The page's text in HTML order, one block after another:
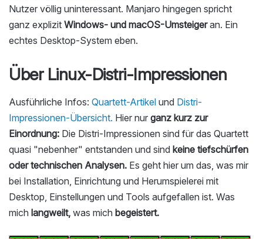
Nutzer völlig uninteressant. Manjaro hingegen spricht
ganz explizit Windows- und macOS-Umsteigeran. Ein
echtes Desktop-System eben.
Über Linux-Distri-Impressionen
Ausführliche Infos: Quartett-Artikel und Distri-
Impressionen-Übersicht. Hier nur ganz kurz zur
Einordnung: Die Distri-Impressionen sind für das Quartett
quasi "nebenher" entstanden und sind keine tiefschürfen
oder technischen Analysen. Es geht hier um das, was mir
bei Installation, Einrichtung und Herumspielerei mit
Desktop, Einstellungen und Tools aufgefallen ist. Was
mich langweilt, was mich begeistert.